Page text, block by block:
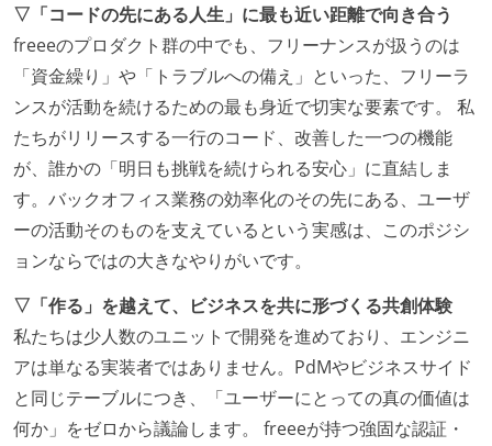
▽「コードの先にある人生」に最も近い距離で向き合う
freeeのプロダクト群の中でも、フリーナンスが扱うのは
「資金繰り」や「トラブルへの備え」といった、フリーラ
ンスが活動を続けるための最も身近で切実な要素です。 私
たちがリリースする一行のコード、改善した一つの機能
が、誰かの「明日も挑戦を続けられる安心」に直結しま
す。バックオフィス業務の効率化のその先にある、ユーザ
ーの活動そのものを支えているという実感は、このポジシ
ョンならではの大きなやりがいです。
▽「作る」を越えて、ビジネスを共に形づくる共創体験
私たちは少人数のユニットで開発を進めており、エンジニ
アは単なる実装者ではありません。PdMやビジネスサイド
と同じテーブルにつき、「ユーザーにとっての真の価値は
何か」をゼロから議論します。 freeeが持つ強固な認証・